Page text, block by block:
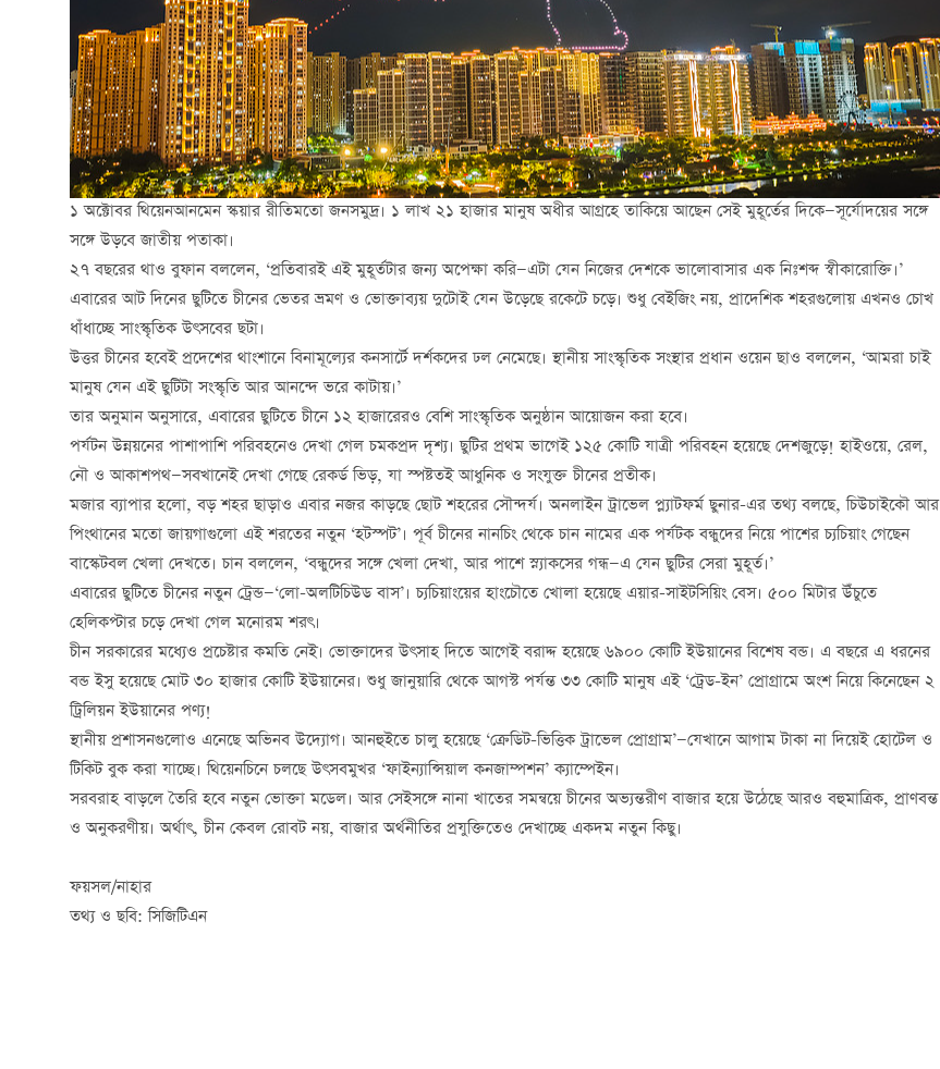
১ অক্টোবর থিয়েনআনমেন স্কয়ার রীতিমতো জনসমুদ্র। ১ লাখ ২১ হাজার মানুষ অধীর আগ্রহে তাকিয়ে আছেন সেই মুহূর্তের দিকে—সূর্যোদয়ের সঙ্গে
সঙ্গে উড়বে জাতীয় পতাকা।
২৭ বছরের থাও বুফান বললেন, ‘প্রতিবারই এই মুহূর্তটার জন্য অপেক্ষা করি—এটা যেন নিজের দেশকে ভালোবাসার এক নিঃশব্দ স্বীকারোক্তি।’
এবারের আট দিনের ছুটিতে চীনের ভেতর ভ্রমণ ও ভোক্তাব্যয় দুটোই যেন উড়েছে রকেটে চড়ে। শুধু বেইজিং নয়, প্রাদেশিক শহরগুলোয় এখনও চোখ
ধাঁধাচ্ছে সাংস্কৃতিক উৎসবের ছটা।
উত্তর চীনের হবেই প্রদেশের থাংশানে বিনামূল্যের কনসার্টে দর্শকদের ঢল নেমেছে। স্থানীয় সাংস্কৃতিক সংস্থার প্রধান ওয়েন ছাও বললেন, ‘আমরা চাই
মানুষ যেন এই ছুটিটা সংস্কৃতি আর আনন্দে ভরে কাটায়।’
তার অনুমান অনুসারে, এবারের ছুটিতে চীনে ১২ হাজারেরও বেশি সাংস্কৃতিক অনুষ্ঠান আয়োজন করা হবে।
পর্যটন উন্নয়নের পাশাপাশি পরিবহনেও দেখা গেল চমকপ্রদ দৃশ্য। ছুটির প্রথম ভাগেই ১২৫ কোটি যাত্রী পরিবহন হয়েছে দেশজুড়ে! হাইওয়ে, রেল,
নৌ ও আকাশপথ—সবখানেই দেখা গেছে রেকর্ড ভিড়, যা স্পষ্টতই আধুনিক ও সংযুক্ত চীনের প্রতীক।
মজার ব্যাপার হলো, বড় শহর ছাড়াও এবার নজর কাড়ছে ছোট শহরের সৌন্দর্য। অনলাইন ট্রাভেল প্ল্যাটফর্ম ছুনার-এর তথ্য বলছে, চিউচাইকৌ আর
পিংথানের মতো জায়গাগুলো এই শরতের নতুন ‘হটস্পট’। পূর্ব চীনের নানচিং থেকে চান নামের এক পর্যটক বন্ধুদের নিয়ে পাশের চ্যচিয়াং গেছেন
বাস্কেটবল খেলা দেখতে। চান বললেন, ‘বন্ধুদের সঙ্গে খেলা দেখা, আর পাশে স্ন্যাকসের গন্ধ—এ যেন ছুটির সেরা মুহূর্ত।’
এবারের ছুটিতে চীনের নতুন ট্রেন্ড—‘লো-অলটিচিউড বাস’। চ্যচিয়াংয়ের হাংচৌতে খোলা হয়েছে এয়ার-সাইটসিয়িং বেস। ৫০০ মিটার উঁচুতে
হেলিকপ্টার চড়ে দেখা গেল মনোরম শরৎ।
চীন সরকারের মধ্যেও প্রচেষ্টার কমতি নেই। ভোক্তাদের উৎসাহ দিতে আগেই বরাদ্দ হয়েছে ৬৯০০ কোটি ইউয়ানের বিশেষ বন্ড। এ বছরে এ ধরনের
বন্ড ইসু হয়েছে মোট ৩০ হাজার কোটি ইউয়ানের। শুধু জানুয়ারি থেকে আগস্ট পর্যন্ত ৩৩ কোটি মানুষ এই ‘ট্রেড-ইন’ প্রোগ্রামে অংশ নিয়ে কিনেছেন ২
ট্রিলিয়ন ইউয়ানের পণ্য!
স্থানীয় প্রশাসনগুলোও এনেছে অভিনব উদ্যোগ। আনহুইতে চালু হয়েছে ‘ক্রেডিট-ভিত্তিক ট্রাভেল প্রোগ্রাম’—যেখানে আগাম টাকা না দিয়েই হোটেল ও
টিকিট বুক করা যাচ্ছে। থিয়েনচিনে চলছে উৎসবমুখর ‘ফাইন্যান্সিয়াল কনজাম্পশন’ ক্যাম্পেইন।
সরবরাহ বাড়লে তৈরি হবে নতুন ভোক্তা মডেল। আর সেইসঙ্গে নানা খাতের সমন্বয়ে চীনের অভ্যন্তরীণ বাজার হয়ে উঠেছে আরও বহুমাত্রিক, প্রাণবন্ত
ও অনুকরণীয়। অর্থাৎ, চীন কেবল রোবট নয়, বাজার অর্থনীতির প্রযুক্তিতেও দেখাচ্ছে একদম নতুন কিছু।
ফয়সল/নাহার
তথ্য ও ছবি: সিজিটিএন